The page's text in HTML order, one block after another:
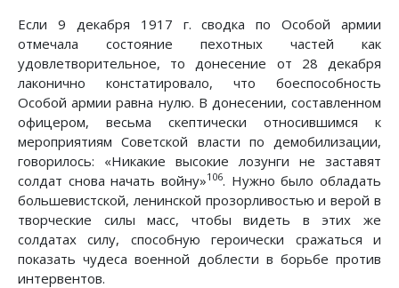
Если 9 декабря 1917 г. сводка по Особой армии
отмечала состояние пехотных частей как
удовлетворительное, то донесение от 28 декабря
лаконично констатировало, что боеспособность
Особой армии равна нулю. В донесении, составленном
офицером, весьма скептически относившимся к
мероприятиям Советской власти по демобилизации,
говорилось: «Никакие высокие лозунги не заставят
солдат снова начать войну»106. Нужно было обладать
большевистской, ленинской прозорливостью и верой в
творческие силы масс, чтобы видеть в этих же
солдатах силу, способную героически сражаться и
показать чудеса военной доблести в борьбе против
интервентов.